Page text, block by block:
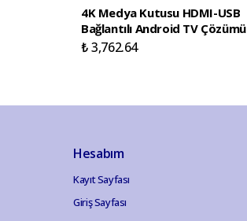
4K Medya Kutusu HDMI-USB
Bağlantılı Android TV Çözümü
₺ 3,762.64
Hesabım
Kayıt Sayfası
Giriş Sayfası